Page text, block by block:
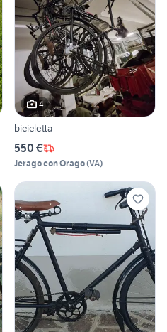
4
bicicletta
550 €
Jerago con Orago(VA)